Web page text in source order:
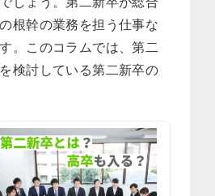
根幹の業務を担う仕事な
。このコラムでは、第二
検討している第二新卒の